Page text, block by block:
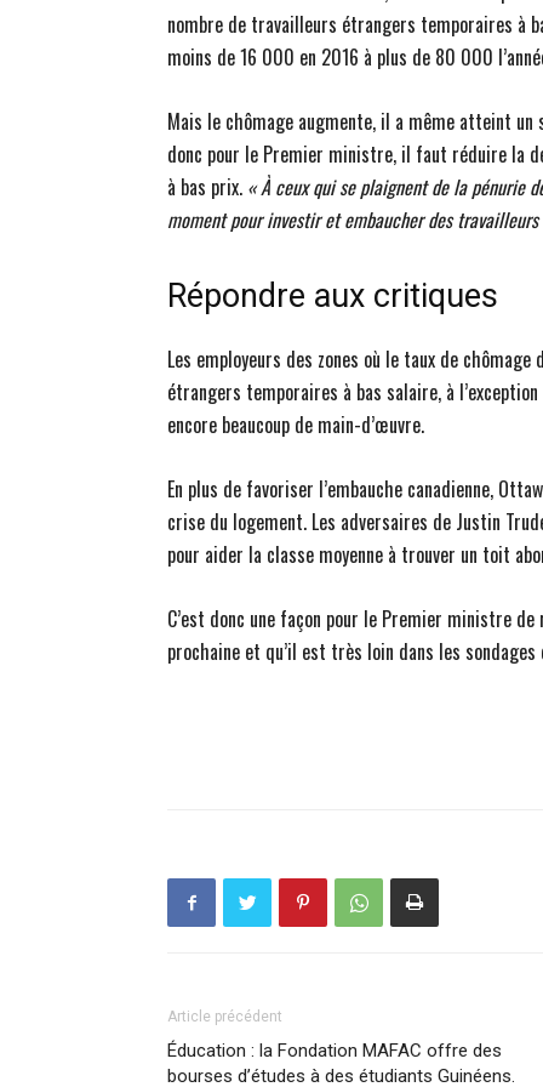
nombre de travailleurs étrangers temporaires à
moins de 16 000 en 2016 à plus de 80 000
Mais le chômage augmente, il a même atteint
donc pour le Premier ministre, il faut réduire la
à bas prix. « À ceux qui se plaignent de la pénurie
moment pour investir et embaucher des
Répondre aux critiques
Les employeurs des zones où le taux de
étrangers temporaires à bas salaire, à
encore beaucoup de main-d’œuvre.
En plus de favoriser l’embauche canadienne,
crise du logement. Les adversaires de Justin
pour aider la classe moyenne à trouver un toit
C’est donc une façon pour le Premier ministre
prochaine et qu’il est très loin dans les
Article précédent
Éducation : la Fondation MAFAC offre des
bourses d’études à des étudiants Guinéens.